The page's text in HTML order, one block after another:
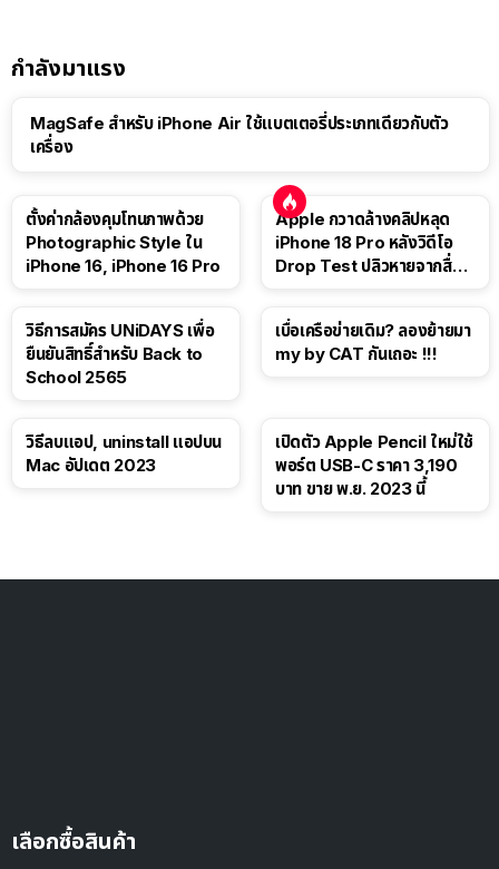
กำลังมาแรง
MagSafe สำหรับ iPhone Air ใช้แบตเตอรี่ประเภทเดียวกับตัว
เครื่อง
ตั้งค่ากล้องคุมโทนภาพด้วย
Photographic Style ใน
iPhone 16, iPhone 16 Pro
Apple กวาดล้างคลิปหลุด
iPhone 18 Pro หลังวิดีโอ
Drop Test ปลิวหายจากสื่อ
วิธีการสมัคร UNiDAYS เพื่อ
ยืนยันสิทธิ์สำหรับ Back to
School 2565
เบื่อเครือข่ายเดิม? ลองย้ายมา
my by CAT กันเถอะ !!!
วิธีลบแอป, uninstall แอปบน
Mac อัปเดต 2023
เปิดตัว Apple Pencil ใหม่ใช้
พอร์ต USB-C ราคา 3,190
บาท ขาย พ.ย. 2023 นี้
เลือกซื้อสินค้า